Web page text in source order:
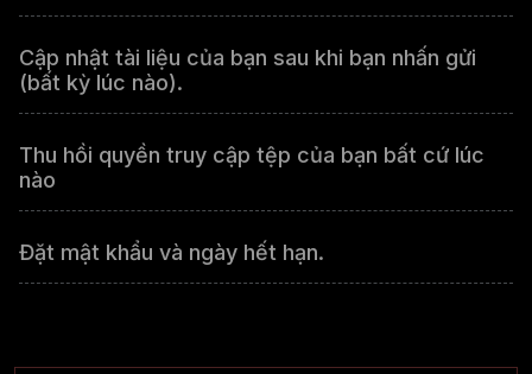
Cập nhật tài liệu của bạn sau khi bạn nhấn gửi
(bất kỳ lúc nào).
Thu hồi quyền truy cập tệp của bạn bất cứ lúc
nào
Đặt mật khẩu và ngày hết hạn.